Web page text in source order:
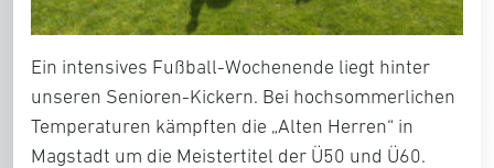
Ein intensives Fußball-Wochenende liegt hinter
unseren Senioren-Kickern. Bei hochsommerlichen
Temperaturen kämpften die „Alten Herren“ in
Magstadt um die Meistertitel der Ü50 und Ü60.